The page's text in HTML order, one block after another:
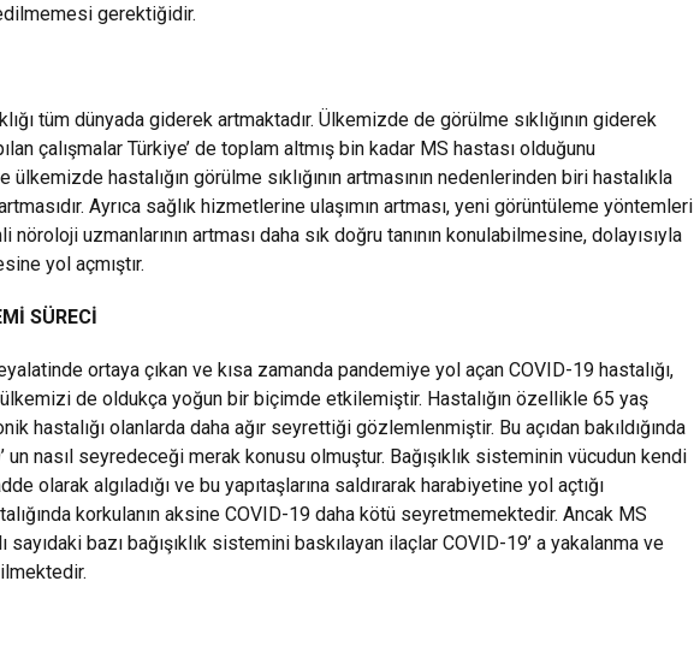
gerektiğidir.
tüm dünyada giderek artmaktadır. Ülkemizde de görülme sıklığının giderek
çalışmalar Türkiye’ de toplam altmış bin kadar MS hastası olduğunu
hastalığın görülme sıklığının artmasının nedenlerinden biri hastalıkla
Ayrıca sağlık hizmetlerine ulaşımın artması, yeni görüntüleme yöntemleri
uzmanlarının artması daha sık doğru tanının konulabilmesine, dolayısıyla
yol açmıştır.
SÜRECİ
ortaya çıkan ve kısa zamanda pandemiye yol açan COVID-19 hastalığı,
de oldukça yoğun bir biçimde etkilemiştir. Hastalığın özellikle 65 yaş
hastalığı olanlarda daha ağır seyrettiği gözlemlenmiştir. Bu açıdan bakıldığında
un nasıl seyredeceği merak konusu olmuştur. Bağışıklık sisteminin vücudun kendi
olarak algıladığı ve bu yapıtaşlarına saldırarak harabiyetine yol açtığı
korkulanın aksine COVID-19 daha kötü seyretmemektedir. Ancak MS
sayıdaki bazı bağışıklık sistemini baskılayan ilaçlar COVID-19’ a yakalanma ve